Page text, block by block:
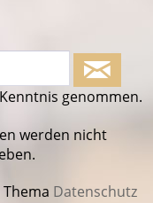
genommen.
werden nicht
Datenschutz